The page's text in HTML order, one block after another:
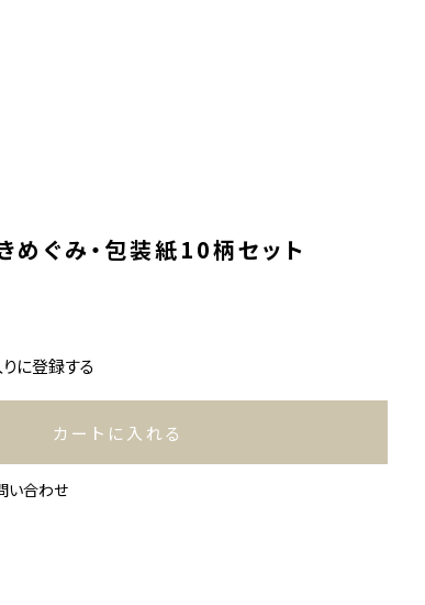
めぐみ・包装紙10柄セット
に登録する
カートに入れる
い合わせ